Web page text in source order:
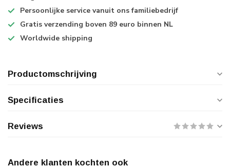
Persoonlijke service vanuit ons familiebedrijf
Gratis verzending boven 89 euro binnen NL
Worldwide shipping
Productomschrijving
Specificaties
Reviews
Andere klanten kochten ook